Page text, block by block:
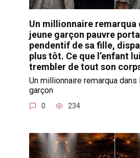
Un millionnaire remarqua
jeune garçon pauvre
pendentif de sa fille,
plus tôt. Ce que l’enfant
trembler de tout son
Un millionnaire remarqua dans
garçon
0 234